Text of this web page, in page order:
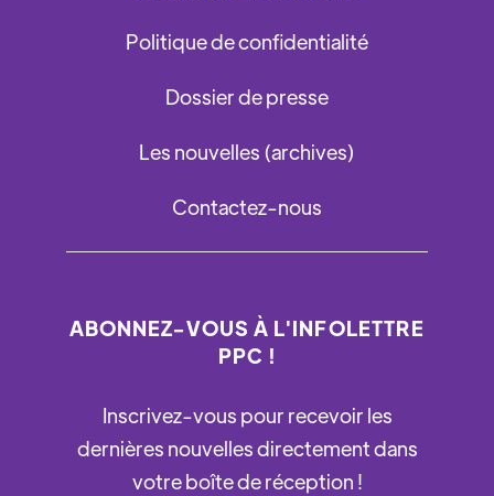
Politique de confidentialité
Dossier de presse
Les nouvelles (archives)
Contactez-nous
ABONNEZ-VOUS À L'INFOLETTRE
PPC !
Inscrivez-vous pour recevoir les
dernières nouvelles directement dans
votre boîte de réception !